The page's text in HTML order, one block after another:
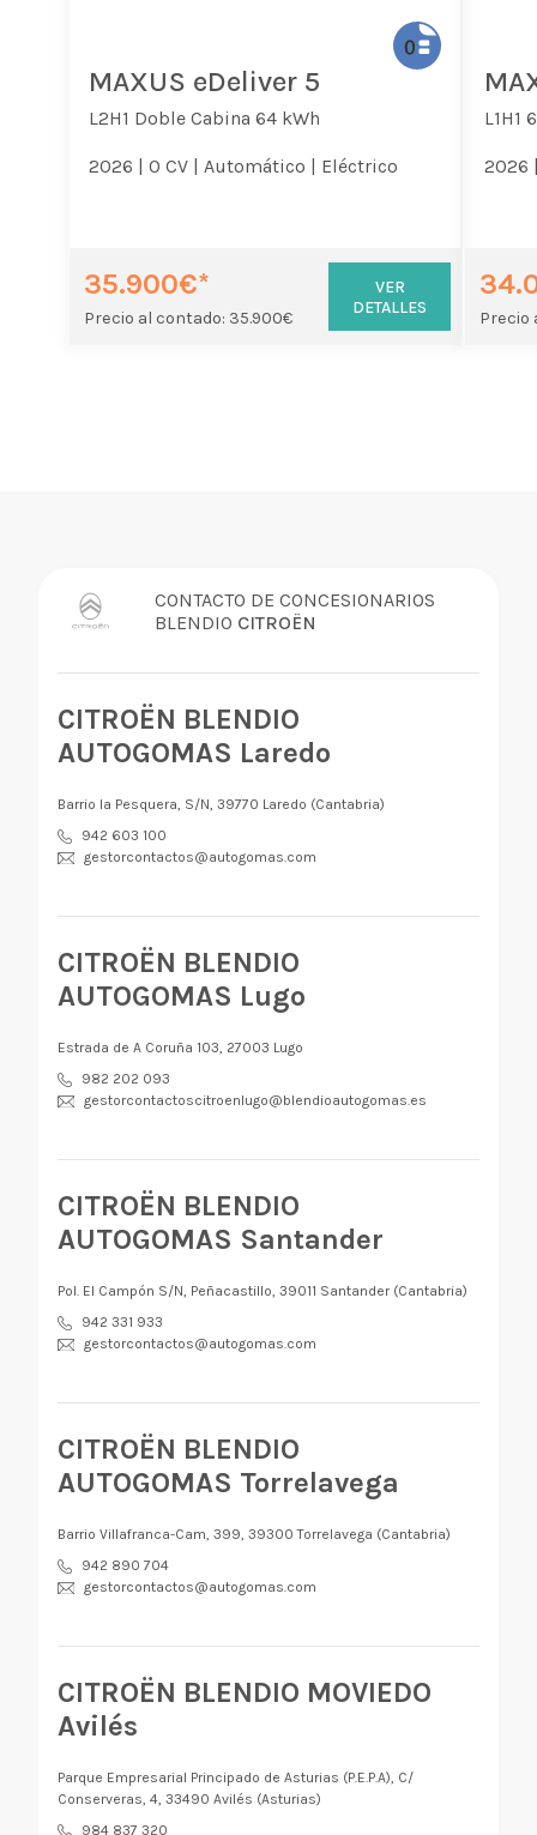
MAXUS eDeliver 5
L2H1 Doble Cabina 64 kWh
2026 | 0 CV | Automático | Eléctrico
35.900€*
Precio al contado: 35.900€
VER
DETALLES
L1H1
2026
Precio
CONTACTO DE CONCESIONARIOS
BLENDIO CITROËN
CITROËN BLENDIO
AUTOGOMAS Laredo
Barrio la Pesquera, S/N, 39770 Laredo (Cantabria)
942 603 100
gestorcontactos@autogomas.com
CITROËN BLENDIO
AUTOGOMAS Lugo
Estrada de A Coruña 103, 27003 Lugo
982 202 093
gestorcontactoscitroenlugo@blendioautogomas.es
CITROËN BLENDIO
AUTOGOMAS Santander
Pol. El Campón S/N, Peñacastillo, 39011 Santander (Cantabria)
942 331 933
gestorcontactos@autogomas.com
CITROËN BLENDIO
AUTOGOMAS Torrelavega
Barrio Villafranca-Cam, 399, 39300 Torrelavega (Cantabria)
942 890 704
gestorcontactos@autogomas.com
CITROËN BLENDIO MOVIEDO
Avilés
Parque Empresarial Principado de Asturias (P.E.P.A), C/
Conserveras, 4, 33490 Avilés (Asturias)
984 837 320